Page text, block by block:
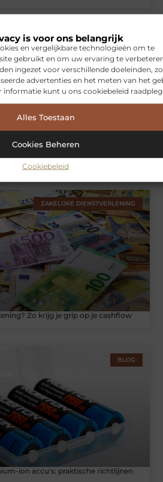
is voor ons belangrijk
en vergelijkbare technologieën om te
gebruikt en om uw ervaring te
ingezet voor verschillende doeleinden,
advertenties en het meten van het
informatie kunt u ons cookiebeleid
Alles Toestaan
Cookies Beheren
Cookiebeleid
WONINGEN
ZAKELIJKE DIENSTVERLENING
Zo krijg je grip op je cashflow
BLOG
ion accu's: praktische richtlijnen